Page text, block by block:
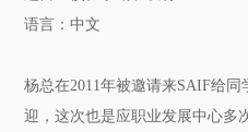
语言：中文
杨总在2011年被邀请来SAIF给
迎，这次也是应职业发展中心多